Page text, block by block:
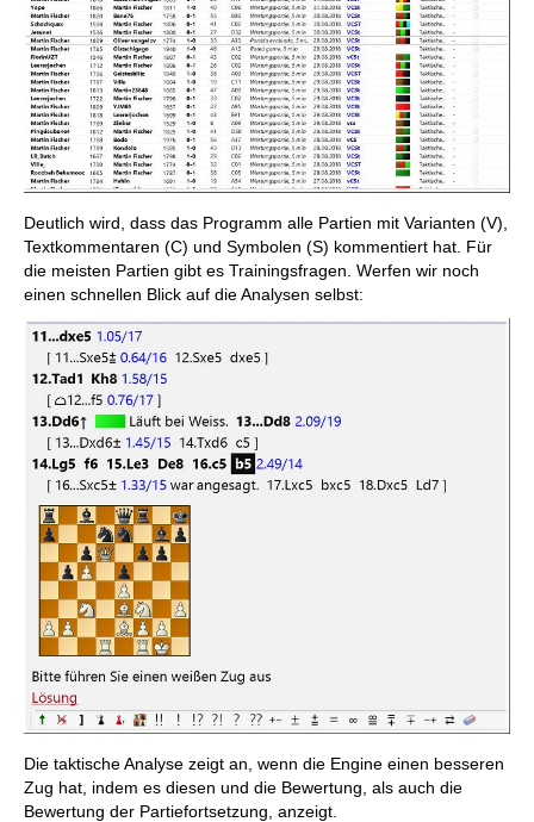
Deutlich wird, dass das Programm alle Partien mit Varianten (V),
Textkommentaren (C) und Symbolen (S) kommentiert hat. Für
die meisten Partien gibt es Trainingsfragen. Werfen wir noch
einen schnellen Blick auf die Analysen selbst:
Die taktische Analyse zeigt an, wenn die Engine einen besseren
Zug hat, indem es diesen und die Bewertung, als auch die
Bewertung der Partiefortsetzung, anzeigt.